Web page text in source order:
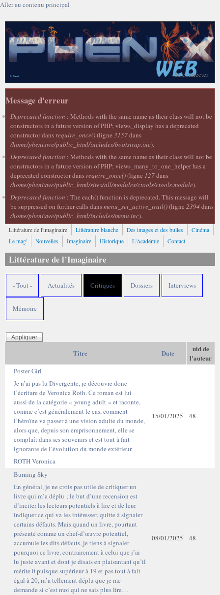
Aller au contenu principal
Se connecter
Message d'erreur
Deprecated function : Methods with the same name as their class will not be
constructors in a future version of PHP; views_display has a deprecated
constructor dansrequire_once()(ligne 3157dans
/home/phenixwe/public_html/includes/bootstrap.inc).
Deprecated function : Methods with the same name as their class will not be
constructors in a future version of PHP; views_many_to_one_helper has a
deprecated constructor dansrequire_once()(ligne 127dans
/home/phenixwe/public_html/sites/all/modules/ctools/ctools.module).
Deprecated function : The each() function is deprecated. This message will
be suppressed on further calls dansmenu_set_active_trail()(ligne 2394 dans
/home/phenixwe/public_html/includes/menu.inc).
Littérature de l'imaginaire Littérature blanche Des images et des bulles
Cinéma
Le mag'
Nouvelles Imaginaire Historique L'Académie Contact
Littérature de l’Imaginaire
- Tout - Actualités Critiques Dossiers Interviews
Mémoire
Titre Date
uid de
l'auteur
Poster Girl
Je n’ai pas lu Divergente, je découvre donc
l’écriture de Veronica Roth. Ce roman est lui
aussi de la catégorie « young adult » et raconte,
comme c’est généralement le cas, comment
l’héroïne va passer à une vision adulte du monde,
alors que, depuis son emprisonnement, elle se
complaît dans ses souvenirs et est tout à fait
ignorante de l’évolution du monde extérieur.
ROTH Veronica
15/01/2025 48
Burning Sky
En général, je ne crois pas utile de critiquer un
livre qui m’a déplu ; le but d’une recension est
d’inciter les lecteurs potentiels à lire et de leur
indiquer ce qui va les intéresser, quitte à signaler
certains défauts. Mais quand un livre, pourtant
présenté comme un chef-d’œuvre potentiel,
accumule les dits défauts, je tiens à signaler
pourquoi ce livre, contrairement à celui que j’ai
lu juste avant et dont je disais en plaisantant qu’il
mérite 0 puisque supérieur à 19 et pas tout à fait
égal à 20, m’a tellement déplu que je me
demande si c’est moi qui ne sais plus lire…
08/01/2025 48